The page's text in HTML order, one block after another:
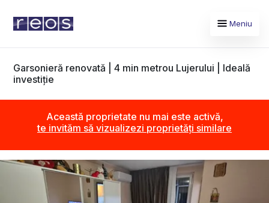
Meniu
Garsonieră renovată | 4 min metrou Lujerului | Ideală
investiție
Această proprietate nu mai este activă,
te invităm să vizualizezi proprietăți similare